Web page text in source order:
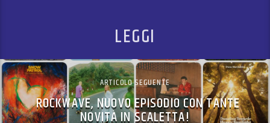
LEGGI
ARTICOLO SEGUENTE
ROCKWAVE, NUOVO EPISODIO CON TANTE
NOVITÀ IN SCALETTA!